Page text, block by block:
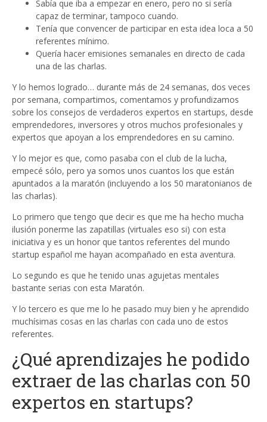
Sabía que iba a empezar en enero, pero no si sería
capaz de terminar, tampoco cuando.
Tenía que convencer de participar en esta idea loca a 50
referentes mínimo.
Quería hacer emisiones semanales en directo de cada
una de las charlas.
Y lo hemos logrado… durante más de 24 semanas, dos veces
por semana, compartimos, comentamos y profundizamos
sobre los consejos de verdaderos expertos en startups, desde
emprendedores, inversores y otros muchos profesionales y
expertos que apoyan a los emprendedores en su camino.
Y lo mejor es que, como pasaba con el club de la lucha,
empecé sólo, pero ya somos unos cuantos los que están
apuntados a la maratón (incluyendo a los 50 maratonianos de
las charlas).
Lo primero que tengo que decir es que me ha hecho mucha
ilusión ponerme las zapatillas (virtuales eso si) con esta
iniciativa y es un honor que tantos referentes del mundo
startup español me hayan acompañado en esta aventura.
Lo segundo es que he tenido unas agujetas mentales
bastante serias con esta Maratón.
Y lo tercero es que me lo he pasado muy bien y he aprendido
muchísimas cosas en las charlas con cada uno de estos
referentes.
¿Qué aprendizajes he podido
extraer de las charlas con 50
expertos en startups?